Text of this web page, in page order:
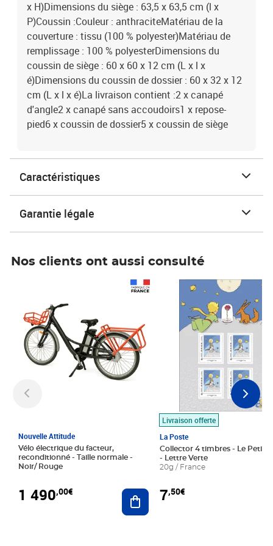
x H)Dimensions du siège : 63,5 x 63,5 cm (l x
P)Coussin :Couleur : anthraciteMatériau de la
couverture : tissu (100 % polyester)Matériau de
remplissage : 100 % polyesterDimensions du
coussin de siège : 60 x 60 x 12 cm (L x l x
é)Dimensions du coussin de dossier : 60 x 32 x 12
cm (L x l x é)La livraison contient :2 x canapé
d'angle2 x canapé sans accoudoirs1 x repose-
pied6 x coussin de dossier5 x coussin de siège
Caractéristiques
Garantie légale
Nos clients ont aussi consulté
Nouvelle Attitude
Vélo électrique du facteur,
reconditionné - Taille normale -
Noir/ Rouge
1 490,00€ Ajouter au panier
Livraison offerte
La Poste
Collector 4 timbres - Le Petit
- Lettre Verte
20g / France
7,50€
Prix 7,50€